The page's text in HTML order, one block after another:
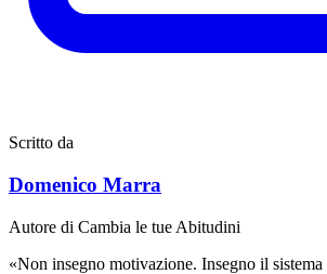
Scritto da
Domenico Marra
Autore di Cambia le tue Abitudini
«Non insegno motivazione. Insegno il sistema